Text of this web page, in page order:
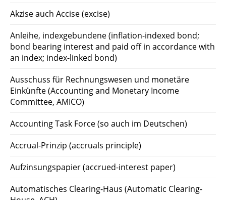
Akzise auch Accise (excise)
Anleihe, indexgebundene (inflation-indexed bond;
bond bearing interest and paid off in accordance with
an index; index-linked bond)
Ausschuss für Rechnungswesen und monetäre
Einkünfte (Accounting and Monetary Income
Committee, AMICO)
Accounting Task Force (so auch im Deutschen)
Accrual-Prinzip (accruals principle)
Aufzinsungspapier (accrued-interest paper)
Automatisches Clearing-Haus (Automatic Clearing-